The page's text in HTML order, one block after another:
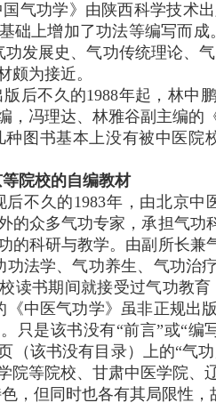
国气功学》由陕西科学技术
础上增加了功法等编写而
功发展史、气功传统理论、
颇为接近。
后不久的1988年起，林中
，冯理达、林雅谷副主编
种图书基本上没有被中医院
院校的自编教材
后不久的1983年，由北京
的众多气功专家，承担气
的科研与教学。由副所长
功法学、气功养生、气功治
读书期间就接受过气功教
《中医气功学》虽非正规出
只是该书没有“前言”或“
（该书没有目录）上的“气
院等院校、甘肃中医学院、
，但同时也各有其局限性